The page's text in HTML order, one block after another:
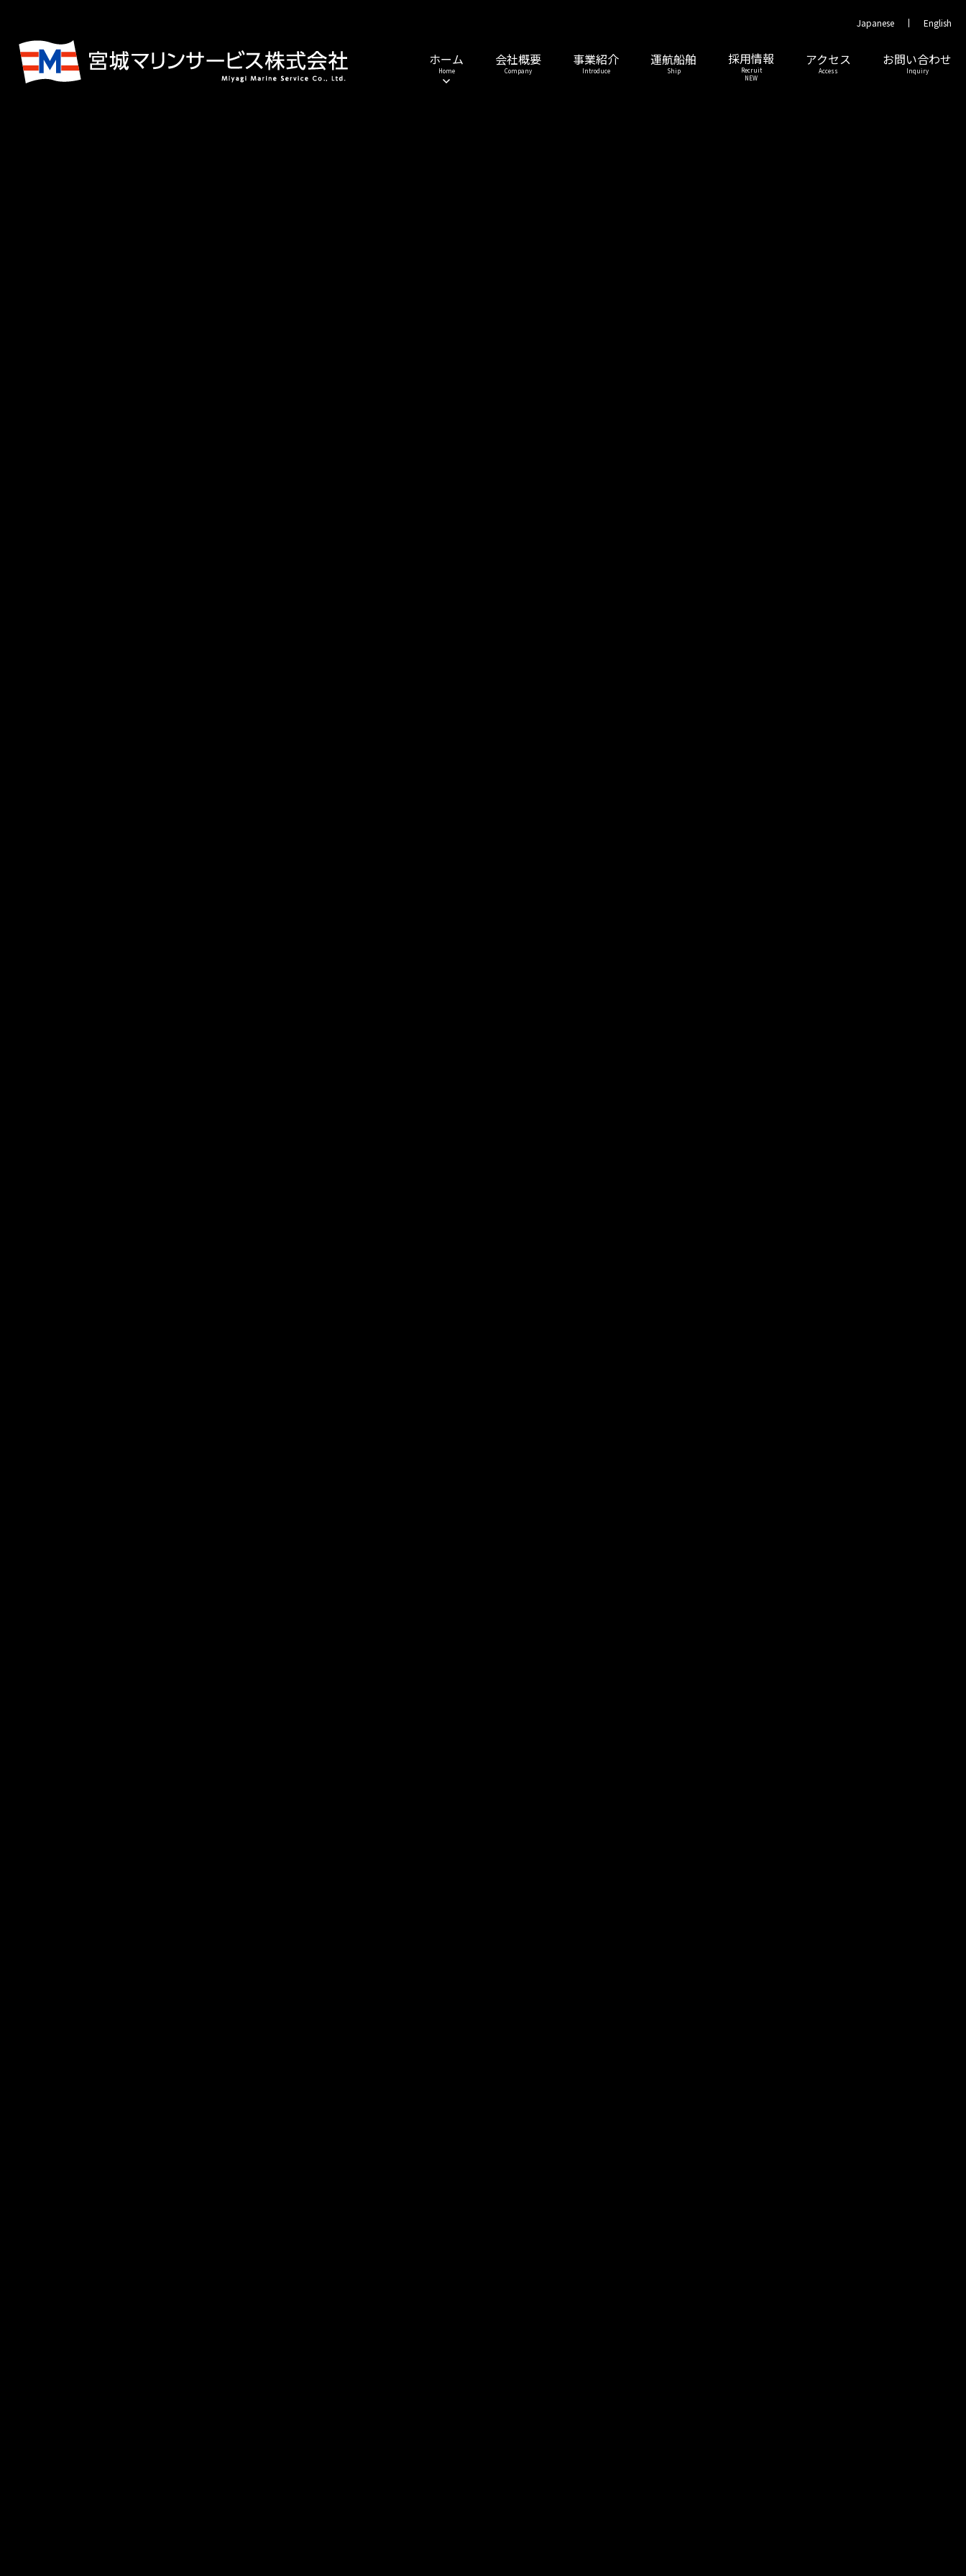
Japanese English
ホーム
Home
会社概要
Company
事業紹介
Introduce
運航船舶
Ship
採用情報
Recruit
NEW
アクセス
Access
お問い合わせ
Inquiry